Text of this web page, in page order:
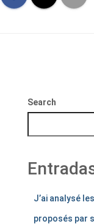
Search
J’ai analysé
proposés par